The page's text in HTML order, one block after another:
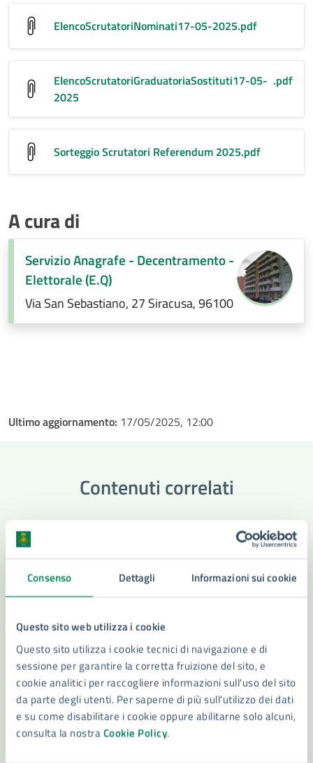
Consenso Dettagli Informazioni sui cookie
Questo sito web utilizza i cookie
Questo sito utilizza i cookie tecnici di navigazione e di
sessione per garantire la corretta fruizione del sito, e
cookie analitici per raccogliere informazioni sull'uso del sito
da parte degli utenti. Per saperne di più sull'utilizzo dei dati
e su come disabilitare i cookie oppure abilitarne solo alcuni,
consulta la nostraCookie Policy.
ElencoScrutatoriNominati17-05-2025.pdf
ElencoScrutatoriGraduatoriaSostituti17-05-
2025
.pdf
Sorteggio Scrutatori Referendum 2025.pdf
A cura di
Servizio Anagrafe - Decentramento -
Elettorale (E.Q)
Via San Sebastiano, 27 Siracusa, 96100
Ultimo aggiornamento: 17/05/2025, 12:00
Contenuti correlati
Compensi per consultazioni referendarie
Referendum 2025 – 9 Giugno ore 15:00 –
AFFLUENZA %24,7
Referendum 2025 – 8 Giugno ore 23:00 –
AFFLUENZA %17,41
Vedi altri 6